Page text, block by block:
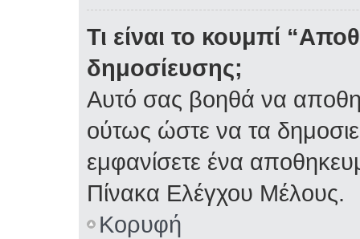
Τι είναι το κουμπί
δημοσίευσης;
Αυτό σας βοηθά να
ούτως ώστε να τα
εμφανίσετε ένα
Πίνακα Ελέγχου Μέλους.
Κορυφή